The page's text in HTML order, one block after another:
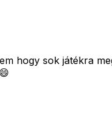
hogy sok játékra